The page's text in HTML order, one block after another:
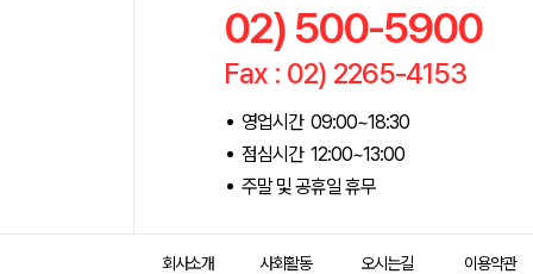
02) 500-5900
Fax : 02) 2265-4153
영업시간 09:00~18:30
점심시간 12:00~13:00
주말 및 공휴일 휴무
회사소개 사회활동 오시는길 이용약관